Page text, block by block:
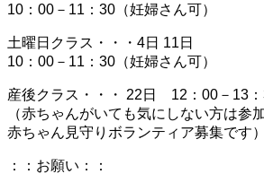
10：00－11：30（妊婦さん可）
土曜日クラス・・・4日 11日
10：00－11：30（妊婦さん可）
産後クラス・・・ 22日 12：00－13
（赤ちゃんがいても気にしない方は参
赤ちゃん見守りボランティア募集です）
：：お願い：：